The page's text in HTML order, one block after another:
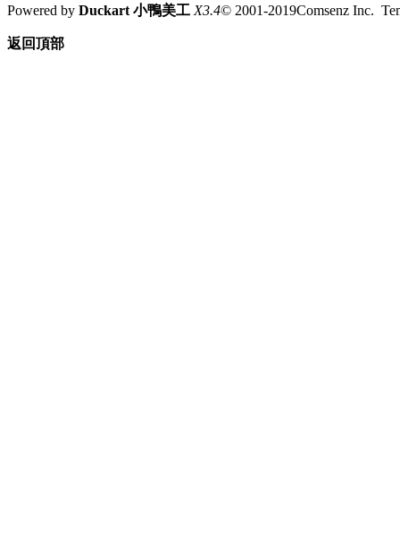
Powered by Duckart 小鴨美工 X3.4© 2001-2019Comsenz Inc.
返回頂部